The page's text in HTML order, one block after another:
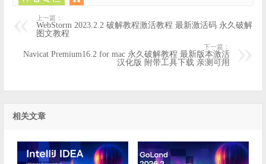
上一篇：
WebStorm 2023.2.2 破解教程激活教程 最新激活码 永久破解
图文教程
下一篇：
Navicat Premium16.2 for mac 永久破解教程 最新版本激活
汉化版 附带工具下载 亲测可用
相关文章